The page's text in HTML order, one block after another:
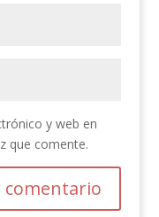
y web en
que comente.